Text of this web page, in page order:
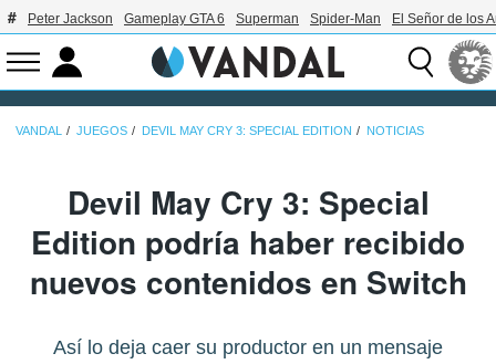
Peter Jackson Gameplay GTA 6 Superman Spider-Man El Señor de los
VANDAL JUEGOS DEVIL MAY CRY 3: SPECIAL EDITION NOTICIAS
Devil May Cry 3: Special
Edition podría haber recibido
nuevos contenidos en Switch
Así lo deja caer su productor en un mensaje